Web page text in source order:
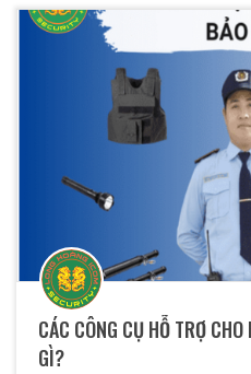
CÁC CÔNG CỤ HỖ TRỢ
GÌ?